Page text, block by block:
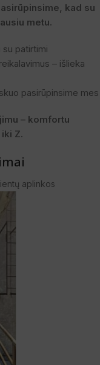
kad su
metu.
su patirtimi
– išlieka
pasirūpinsime mes
– komfortu
Z.
aplinkos